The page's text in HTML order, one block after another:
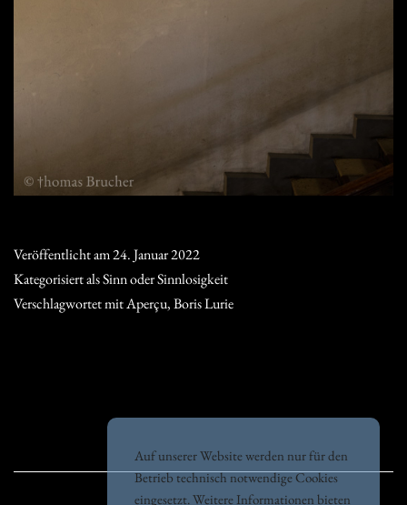
Veröffentlicht am24. Januar 2022
Kategorisiert alsSinn oder Sinnlosigkeit
Verschlagwortet mitAperçu,Boris Lurie
Auf unserer Website werden nur für den
Betrieb technisch notwendige Cookies
eingesetzt. Weitere Informationen bieten